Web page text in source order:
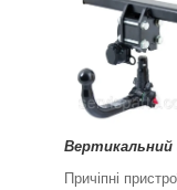
Вертикальний
Причіпні